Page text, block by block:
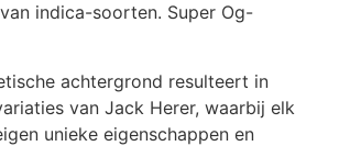
indica-soorten. Super Og-
achtergrond resulteert in
van Jack Herer, waarbij elk
unieke eigenschappen en